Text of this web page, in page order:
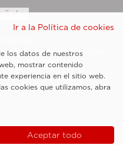
coordinación de Shanghai Luzi
(Limited Partnership)
Ir a la Política de cookies
los datos de nuestros
mostrar contenido
experiencia en el sitio web.
cookies que utilizamos, abra
Aceptar todo